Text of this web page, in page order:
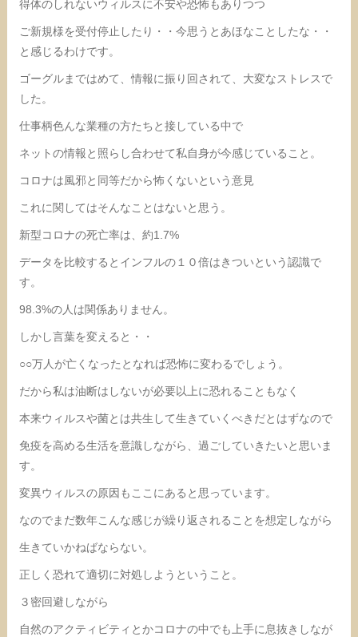
得体のしれないウィルスに不安や恐怖もありつつ
ご新規様を受付停止したり・・今思うとあほなことしたな・・
と感じるわけです。
ゴーグルまではめて、情報に振り回されて、大変なストレスで
した。
仕事柄色んな業種の方たちと接している中で
ネットの情報と照らし合わせて私自身が今感じていること。
コロナは風邪と同等だから怖くないという意見
これに関してはそんなことはないと思う。
新型コロナの死亡率は、約1.7%
データを比較するとインフルの１０倍はきついという認識で
す。
98.3%の人は関係ありません。
しかし言葉を変えると・・
○○万人が亡くなったとなれば恐怖に変わるでしょう。
だから私は油断はしないが必要以上に恐れることもなく
本来ウィルスや菌とは共生して生きていくべきだとはずなので
免疫を高める生活を意識しながら、過ごしていきたいと思いま
す。
変異ウィルスの原因もここにあると思っています。
なのでまだ数年こんな感じが繰り返されることを想定しながら
生きていかねばならない。
正しく恐れて適切に対処しようということ。
３密回避しながら
自然のアクティビティとかコロナの中でも上手に息抜きしなが